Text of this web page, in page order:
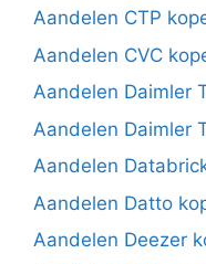
Aandelen CTP
Aandelen CVC
Aandelen Daimler
Aandelen Daimler
Aandelen
Aandelen Datto
Aandelen Deezer